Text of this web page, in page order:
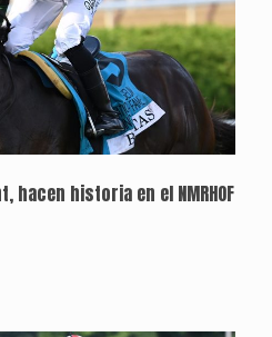
hacen historia en el NMRHOF